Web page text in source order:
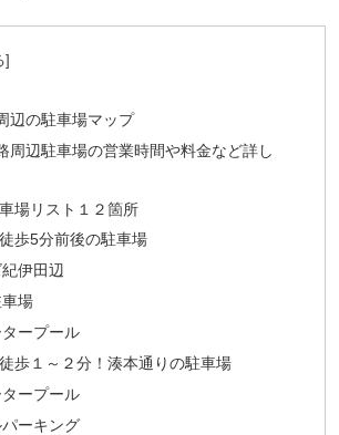
辺の駐車場マップ
周辺駐車場の営業時間や料金など詳し
場リスト１２箇所
歩5分前後の駐車場
伊田辺
場
ープール
歩１～２分！湊本通りの駐車場
ープール
パーキング